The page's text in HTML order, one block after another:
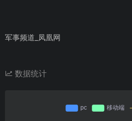
军事频道_凤凰网
数据统计